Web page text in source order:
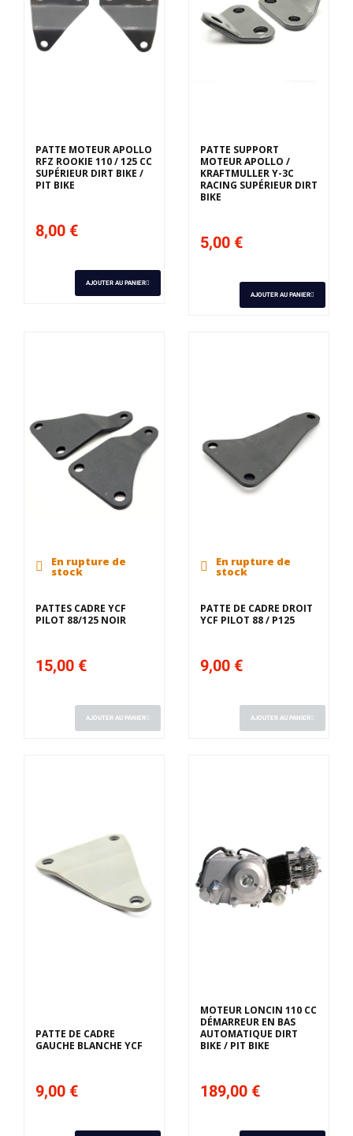
PATTE MOTEUR APOLLO
RFZ ROOKIE 110 / 125 CC
SUPÉRIEUR DIRT BIKE /
PIT BIKE
8,00 €
AJOUTER AU PANIER
PATTE SUPPORT
MOTEUR APOLLO /
KRAFTMULLER Y-3C
RACING SUPÉRIEUR DIRT
BIKE
5,00 €
AJOUTER AU PANIER
En rupture de
stock
PATTES CADRE YCF
PILOT 88/125 NOIR
15,00 €
AJOUTER AU PANIER
En rupture de
stock
PATTE DE CADRE DROIT
YCF PILOT 88 / P125
9,00 €
AJOUTER AU PANIER
PATTE DE CADRE
GAUCHE BLANCHE YCF
9,00 €
MOTEUR LONCIN 110 CC
DÉMARREUR EN BAS
AUTOMATIQUE DIRT
BIKE / PIT BIKE
189,00 €